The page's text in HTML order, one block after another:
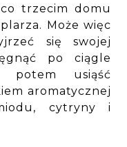
trzecim domu
Może więc
się swojej
po ciągle
potem usiąść
aromatycznej
cytryny i